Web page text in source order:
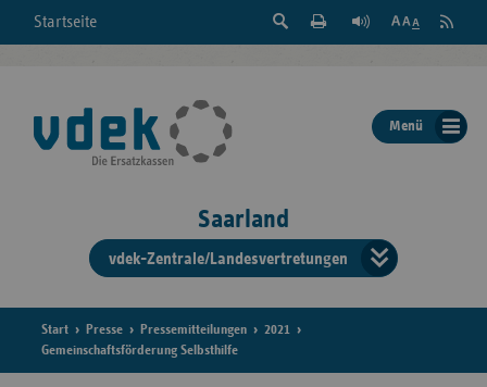
Startseite
Suche
der
Seite
Feed
Menü
Saarland
vdek-Zentrale/Landesvertretungen
der
Start Presse Pressemitteilungen
2021
Gemeinschaftsförderung Selbsthilfe